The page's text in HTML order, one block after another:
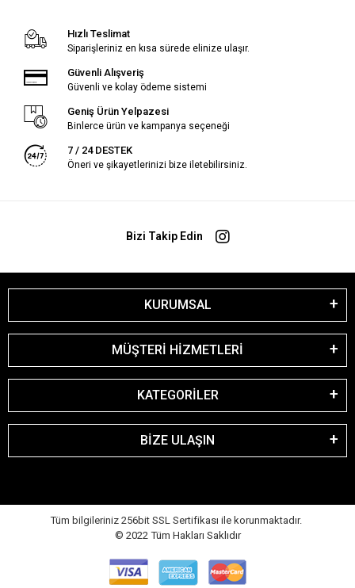
Hızlı Teslimat
Siparişleriniz en kısa sürede elinize ulaşır.
Güvenli Alışveriş
Güvenli ve kolay ödeme sistemi
Geniş Ürün Yelpazesi
Binlerce ürün ve kampanya seçeneği
7 / 24 DESTEK
Öneri ve şikayetlerinizi bize iletebilirsiniz.
Bizi Takip Edin
KURUMSAL
MÜŞTERİ HİZMETLERİ
KATEGORİLER
BİZE ULAŞIN
Tüm bilgileriniz 256bit SSL Sertifikası ile korunmaktadır.
© 2022 Tüm Hakları Saklıdır